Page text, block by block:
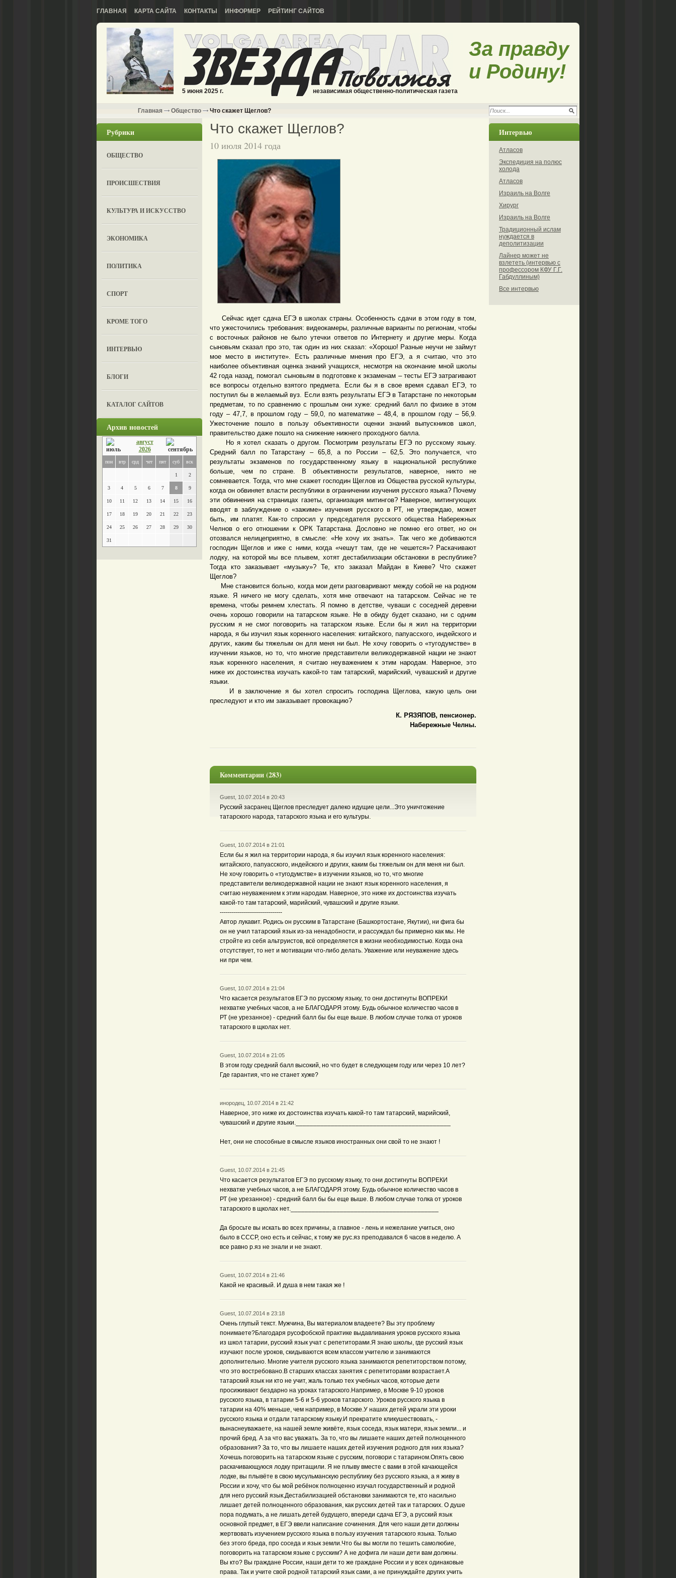
ГЛАВНАЯ КАРТА САЙТА КОНТАКТЫ ИНФОРМЕР РЕЙТИНГ САЙТОВ
5 июня 2025 г. независимая общественно-политическая газета
За правду
и Родину!
Главная Общество Что скажет Щеглов?
Рубрики
ОБЩЕСТВО
ПРОИСШЕСТВИЯ
КУЛЬТУРА И ИСКУССТВО
ЭКОНОМИКА
ПОЛИТИКА
СПОРТ
КРОМЕ ТОГО
ИНТЕРВЬЮ
БЛОГИ
КАТАЛОГ САЙТОВ
Архив новостей
август
2026
пон втр срд чет пят суб вск
1 2
3 4 5 6 7 8 9
10 11 12 13 14 15 16
17 18 19 20 21 22 23
24 25 26 27 28 29 30
31
Что скажет Щеглов?
10 июля 2014 года
Сейчас идет сдача ЕГЭ в школах страны. Особенность сдачи в этом году в том,
что ужесточились требования: видеокамеры, различные варианты по регионам, чтобы
с восточных районов не было утечки ответов по Интернету и другие меры. Когда
сыновьям сказал про это, так один из них сказал: «Хорошо! Разные неучи не займут
мое место в институте». Есть различные мнения про ЕГЭ, а я считаю, что это
наиболее объективная оценка знаний учащихся, несмотря на окончание мной школы
42 года назад, помогал сыновьям в подготовке к экзаменам – тесты ЕГЭ затрагивают
все вопросы отдельно взятого предмета. Если бы я в свое время сдавал ЕГЭ, то
поступил бы в желаемый вуз. Если взять результаты ЕГЭ в Татарстане по некоторым
предметам, то по сравнению с прошлым они хуже: средний балл по физике в этом
году – 47,7, в прошлом году – 59,0, по математике – 48,4, в прошлом году – 56,9.
Ужесточение пошло в пользу объективности оценки знаний выпускников школ,
правительство даже пошло на снижение нижнего проходного балла.
Но я хотел сказать о другом. Посмотрим результаты ЕГЭ по русскому языку.
Средний балл по Татарстану – 65,8, а по России – 62,5. Это получается, что
результаты экзаменов по государственному языку в национальной республике
больше, чем по стране. В объективности результатов, наверное, никто не
сомневается. Тогда, что мне скажет господин Щеглов из Общества русской культуры,
когда он обвиняет власти республики в ограничении изучения русского языка? Почему
эти обвинения на страницах газеты, организация митингов? Наверное, митингующих
вводят в заблуждение о «зажиме» изучения русского в РТ, не утверждаю, может
быть, им платят. Как-то спросил у председателя русского общества Набережных
Челнов о его отношении к ОРК Татарстана. Дословно не помню его ответ, но он
отозвался нелицеприятно, в смысле: «Не хочу их знать». Так чего же добиваются
господин Щеглов и иже с ними, когда «чешут там, где не чешется»? Раскачивают
лодку, на которой мы все плывем, хотят дестабилизации обстановки в республике?
Тогда кто заказывает «музыку»? Те, кто заказал Майдан в Киеве? Что скажет
Щеглов?
Мне становится больно, когда мои дети разговаривают между собой не на родном
языке. Я ничего не могу сделать, хотя мне отвечают на татарском. Сейчас не те
времена, чтобы ремнем хлестать. Я помню в детстве, чуваши с соседней деревни
очень хорошо говорили на татарском языке. Не в обиду будет сказано, ни с одним
русским я не смог поговорить на татарском языке. Если бы я жил на территории
народа, я бы изучил язык коренного населения: китайского, папуасского, индейского и
других, каким бы тяжелым он для меня ни был. Не хочу говорить о «тугодумстве» в
изучении языков, но то, что многие представители великодержавной нации не знают
язык коренного населения, я считаю неуважением к этим народам. Наверное, это
ниже их достоинства изучать какой-то там татарский, марийский, чувашский и другие
языки.
И в заключение я бы хотел спросить господина Щеглова, какую цель они
преследуют и кто им заказывает провокацию?
К. РЯЗЯПОВ, пенсионер.
Набережные Челны.
Комментарии (283)
Guest, 10.07.2014 в 20:43
Русский засранец Щеглов преследует далеко идущие цели...Это уничтожение
татарского народа, татарского языка и его культуры.
Guest, 10.07.2014 в 21:01
Если бы я жил на территории народа, я бы изучил язык коренного населения:
китайского, папуасского, индейского и других, каким бы тяжелым он для меня ни был.
Не хочу говорить о «тугодумстве» в изучении языков, но то, что многие
представители великодержавной нации не знают язык коренного населения, я
считаю неуважением к этим народам. Наверное, это ниже их достоинства изучать
какой-то там татарский, марийский, чувашский и другие языки.
-------------------------------
Автор лукавит. Родись он русским в Татарстане (Башкортостане, Якутии), ни фига бы
он не учил татарский язык из-за ненадобности, и рассуждал бы примерно как мы. Не
стройте из себя альтруистов, всё определяется в жизни необходимостью. Когда она
отсутствует, то нет и мотивации что-либо делать. Уважение или неуважение здесь
ни при чем.
Guest, 10.07.2014 в 21:04
Что касается результатов ЕГЭ по русскому языку, то они достигнуты ВОПРЕКИ
нехватке учебных часов, а не БЛАГОДАРЯ этому. Будь обычное количество часов в
РТ (не урезанное) - средний балл бы бы еще выше. В любом случае толка от уроков
татарского в щколах нет.
Guest, 10.07.2014 в 21:05
В этом году средний балл высокий, но что будет в следующем году или через 10 лет?
Где гарантия, что не станет хуже?
инородец, 10.07.2014 в 21:42
Наверное, это ниже их достоинства изучать какой-то там татарский, марийский,
чувашский и другие языки.____________________________________________
Нет, они не способные в смысле языков иностранных они свой то не знают !
Guest, 10.07.2014 в 21:45
Что касается результатов ЕГЭ по русскому языку, то они достигнуты ВОПРЕКИ
нехватке учебных часов, а не БЛАГОДАРЯ этому. Будь обычное количество часов в
РТ (не урезанное) - средний балл бы бы еще выше. В любом случае толка от уроков
татарского в щколах нет.__________________________________________
Да бросьте вы искать во всех причины, а главное - лень и нежелание учиться, оно
было в СССР, оно есть и сейчас, к тому же рус.яз преподавался 6 часов в неделю. А
все равно р.яз не знали и не знают.
Guest, 10.07.2014 в 21:46
Какой не красивый. И душа в нем такая же !
Guest, 10.07.2014 в 23:18
Очень глупый текст. Мужчина, Вы материалом владеете? Вы эту проблему
понимаете?Благодаря русофобской практике выдавливания уроков русского языка
из школ татарии, русский язык учат с репетиторами.Я знаю школы, где русский язык
изучают после уроков, скидываются всем классом учителю и занимаются
дополнительно. Многие учителя русского языка занимаются репетиторством потому,
что это востребовано.В старших классах занятия с репетиторами возрастает.А
татарский язык ни кто не учит, жаль только тех учебных часов, которые дети
просиживают бездарно на уроках татарского.Например, в Москве 9-10 уроков
русского языка, в татарии 5-6 и 5-6 уроков татарского. Уроков русского языка в
татарии на 40% меньше, чем например, в Москве.У наших детей украли эти уроки
русского языка и отдали татарскому языку.И прекратите кликушествовать, -
вынаснеуважаете, на нашей земле живёте, язык соседа, язык матери, язык земли... и
прочий бред. А за что вас уважать. За то, что вы лишаете наших детей полноценного
образования? За то, что вы лишаете наших детей изучения родного для них языка?
Хочешь поговорить на татарском языке с русским, поговори с татарином.Опять свою
раскачивающуюся лодку притащили. Я не плыву вместе с вами в этой качающейся
лодке, вы плывёте в свою мусульманскую республику без русского языка, а я живу в
России и хочу, что бы мой ребёнок полноценно изучал государственный и родной
для него русский язык.Дестабилизацией обстановки занимаются те, кто насильно
лишает детей полноценного образования, как русских детей так и татарских. О душе
пора подумать, а не лишать детей будущего, впереди сдача ЕГЭ, а русский язык
основной предмет, в ЕГЭ ввели написание сочинения. Для чего наши дети должны
жертвовать изучением русского языка в пользу изучения татарского языка. Только
без этого бреда, про соседа и язык земли.Что бы вы могли по тешить самолюбие,
поговорить на татарском языке с русским? А не дофига ли наши дети вам должны.
Вы кто? Вы граждане России, наши дети то же граждане России и у всех одинаковые
права. Так и учите свой родной татарский язык сами, а не принуждайте других учить
Интервью
Атласов
Экспедиция на полюс
холода
Атласов
Израиль на Волге
Хирург
Израиль на Волге
Традиционный ислам
нуждается в
деполитизации
Лайнер может не
взлететь (интервью с
профессором КФУ Г.Г.
Габдуллиным)
Все интервью